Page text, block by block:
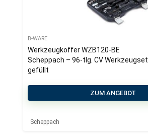
B-WARE
Werkzeugkoffer WZB120-BE
Scheppach – 96-tlg. CV Werkzeugset |
gefüllt
ZUM ANGEBOT
Scheppach